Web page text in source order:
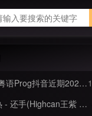
Dj苏喂-国粤语Prog抖音近期2022打造BGM火爆首首精品合集串烧
Bighot大热 - 还手(Highcan王紫 Hardstyle Rmx 加快dj)